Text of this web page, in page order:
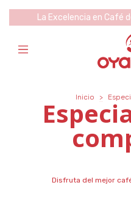
La Excelencia en Café
Inicio >
Disfruta del mejor